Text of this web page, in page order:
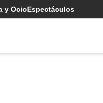
y OcioEspectáculos